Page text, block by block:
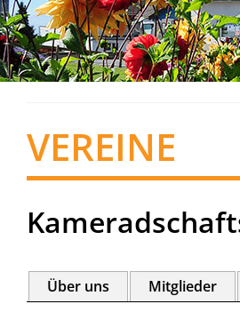
VEREINE
Über uns Mitglieder